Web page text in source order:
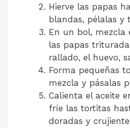
Hierve las papas
blandas, pélalas y
En un bol, mezcla
las papas
rallado, el huevo,
Forma pequeñas
mezcla y pásalas
Calienta el aceite
fríe las tortitas
doradas y